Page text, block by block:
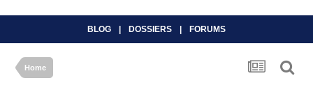
BLOG DOSSIERS FORUMS
Home